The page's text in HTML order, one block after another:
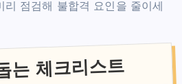
점검해 불합격 요인을 줄이세
는 체크리스트